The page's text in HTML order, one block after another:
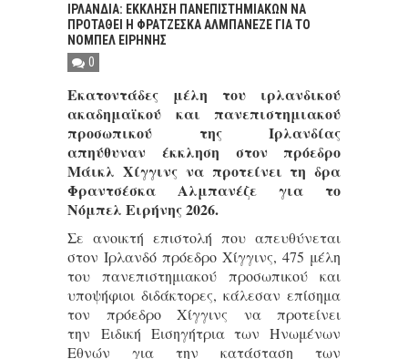
ΙΡΛΑΝΔΙΑ: ΕΚΚΛΗΣΗ ΠΑΝΕΠΙΣΤΗΜΙΑΚΩΝ ΝΑ
ΠΡΟΤΑΘΕΙ Η ΦΡΑΤΖΕΣΚΑ ΑΛΜΠΑΝΕΖΕ ΓΙΑ ΤΟ
ΝΟΜΠΕΛ ΕΙΡΗΝΗΣ
0
Εκατοντάδες μέλη του ιρλανδικού
ακαδημαϊκού και πανεπιστημιακού
προσωπικού της Ιρλανδίας
απηύθυναν έκκληση στον πρόεδρο
Μάικλ Χίγγινς να προτείνει τη δρα
Φραντσέσκα Αλμπανέζε για το
Νόμπελ Ειρήνης 2026.
Σε ανοικτή επιστολή που απευθύνεται
στον Ιρλανδό πρόεδρο Χίγγινς, 475 μέλη
του πανεπιστημιακού προσωπικού και
υποψήφιοι διδάκτορες, κάλεσαν επίσημα
τον πρόεδρο Χίγγινς να προτείνει
την Ειδική Εισηγήτρια των Ηνωμένων
Εθνών για την κατάσταση των